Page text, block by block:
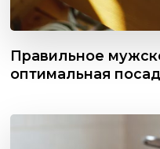
Правильное
оптимальная